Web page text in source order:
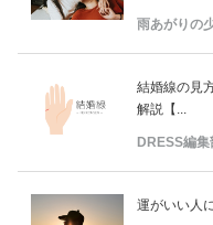
雨あがりの
結婚線の見
解説【...
DRESS編集
運がいい人